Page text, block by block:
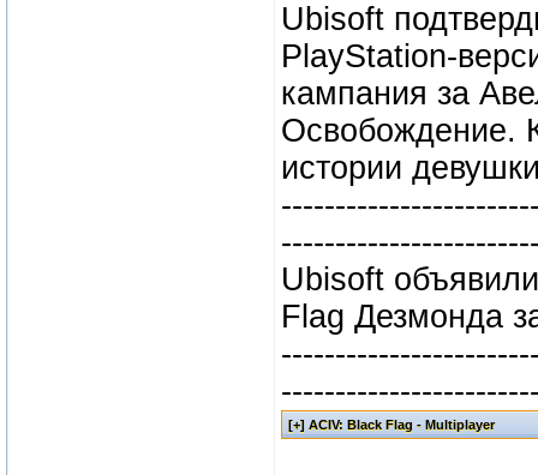
Ubisoft
PlayStation-
кампания за
Освобождение.
истории
Ubisoft
Flag Дезмонда